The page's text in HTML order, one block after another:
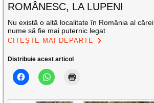
ROMÂNESC, LA LUPENI
Nu există o altă localitate în România al cărei
nume să fie mai puternic legat
CITEȘTE MAI DEPARTE
Distribuie acest articol